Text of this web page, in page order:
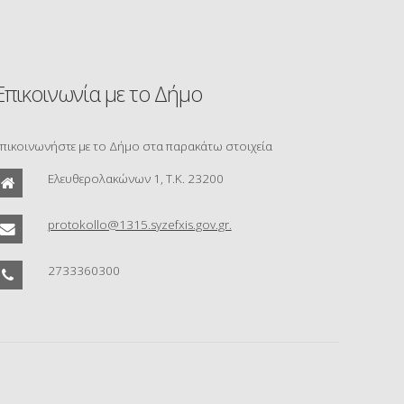
με το Δήμο
με το Δήμο στα παρακάτω στοιχεία
Ελευθερολακώνων 1, Τ.Κ. 23200
protokollo@1315.syzefxis.gov.gr.
2733360300